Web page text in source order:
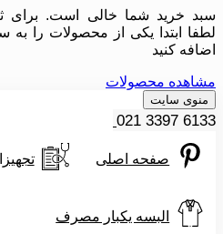
سبد خرید شما خالی است. برای
لطفا ابتدا یکی از محصولات را به
اضافه کنید
مشاهده محصولات
منوی سایت
021 3397 6133
صفحه اصلی
البسه یکبار مصرف